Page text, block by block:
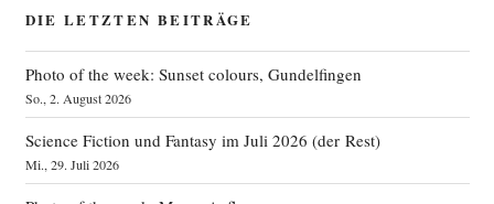
DIE LETZTEN BEITRÄGE
Photo of the week: Sunset colours, Gundelfingen
So., 2. August 2026
Science Fiction und Fantasy im Juli 2026 (der Rest)
Mi., 29. Juli 2026